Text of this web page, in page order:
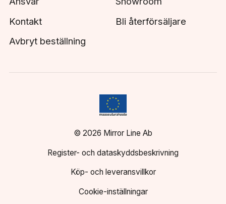
Kontakt
Avbryt beställning
Bli återförsäljare
© 2026 Mirror Line Ab
Register- och dataskyddsbeskrivning
Köp- och leveransvillkor
Cookie-inställningar